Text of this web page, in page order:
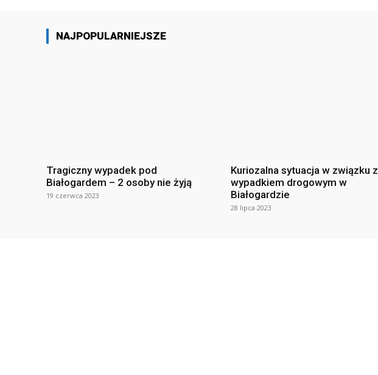
NAJPOPULARNIEJSZE
Tragiczny wypadek pod
Białogardem – 2 osoby nie żyją
19 czerwca 2023
Kuriozalna sytuacja w związku z
wypadkiem drogowym w
Białogardzie
28 lipca 2023